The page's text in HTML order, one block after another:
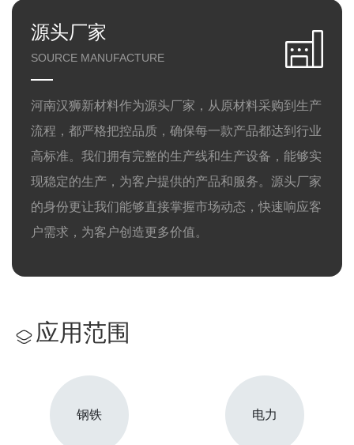
源头厂家
SOURCE MANUFACTURE
河南汉狮新材料作为源头厂家，从原材料采购到生产
流程，都严格把控品质，确保每一款产品都达到行业
高标准。我们拥有完整的生产线和生产设备，能够实
现稳定的生产，为客户提供的产品和服务。源头厂家
的身份更让我们能够直接掌握市场动态，快速响应客
户需求，为客户创造更多价值。
应用范围
钢铁 电力